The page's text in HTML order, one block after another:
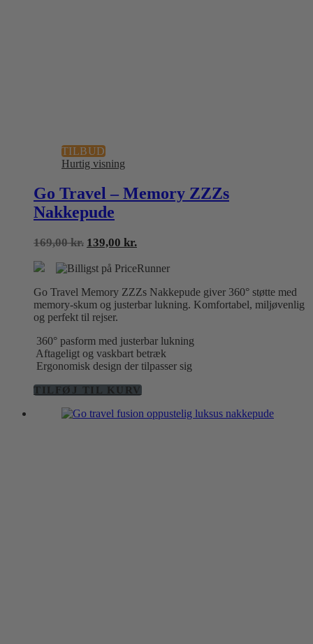
TILBUD
Hurtig visning
Go Travel – Memory ZZZs
Nakkepude
169,00kr. Den
pris
169,00 kr..
139,00 kr.
pris
139,00 kr..
Go Travel Memory ZZZs Nakkepude giver 360° støtte med
memory-skum og justerbar lukning. Komfortabel, miljøvenlig
og perfekt til rejser.
360° pasform med justerbar lukning
Aftageligt og vaskbart betræk
Ergonomisk design der tilpasser sig
TILFØJ TIL KURV